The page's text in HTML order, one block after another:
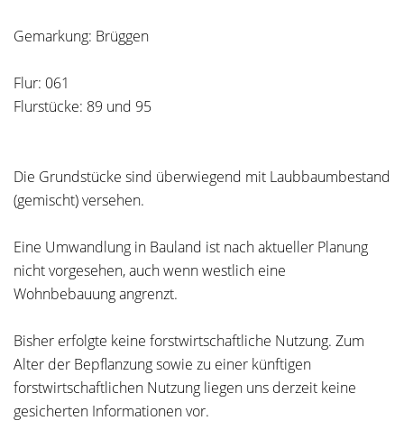
Gemarkung: Brüggen
Flur: 061
Flurstücke: 89 und 95
Die Grundstücke sind überwiegend mit Laubbaumbestand
(gemischt) versehen.
Eine Umwandlung in Bauland ist nach aktueller Planung
nicht vorgesehen, auch wenn westlich eine
Wohnbebauung angrenzt.
Bisher erfolgte keine forstwirtschaftliche Nutzung. Zum
Alter der Bepflanzung sowie zu einer künftigen
forstwirtschaftlichen Nutzung liegen uns derzeit keine
gesicherten Informationen vor.